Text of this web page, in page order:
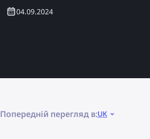
04.09.2024
Попередній перегляд в:UK